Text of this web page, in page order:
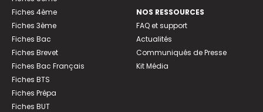
Fiches 4ème
Fiches 3ème
Fiches Bac
Fiches Brevet
Fiches Bac Français
Fiches BTS
Fiches Prépa
Fiches BUT
NOS RESSOURCES
FAQ et support
Actualités
Communiqués de Presse
Kit Média